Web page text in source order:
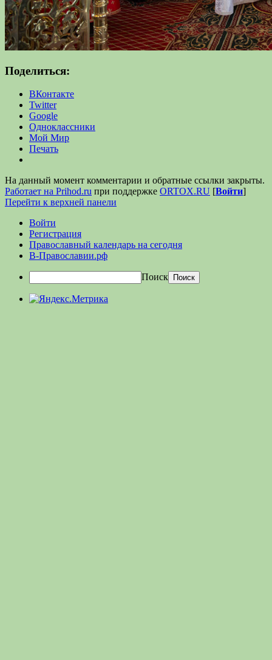
Поделиться:
ВКонтакте
Twitter
Google
Одноклассники
Мой Мир
Печать
На данный момент комментарии и обратные ссылки закрыты.
Работает на Prihod.ru при поддержке ORTOX.RU [Войти]
Перейти к верхней панели
Войти
Регистрация
Православный календарь на сегодня
В-Православии.рф
Поиск